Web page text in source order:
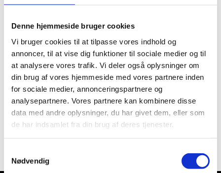
Denne hjemmeside bruger cookies
Vi bruger cookies til at tilpasse vores indhold og
annoncer, til at vise dig funktioner til sociale medier og til
at analysere vores trafik. Vi deler også oplysninger om
din brug af vores hjemmeside med vores partnere inden
for sociale medier, annonceringspartnere og
analysepartnere. Vores partnere kan kombinere disse
data med andre oplysninger, du har givet dem, eller som
de har indsamlet fra din brug af deres tjenester.
Nødvendig
Vi besvarer alle henvendelser inden for 24 timer.
Felter markeret med * skal udfyldes.​